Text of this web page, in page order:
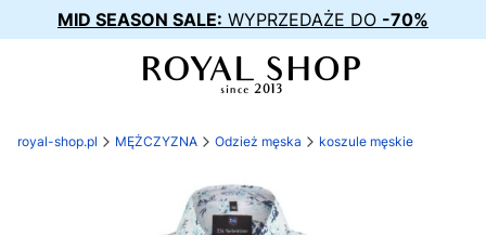
MID SEASON SALE: WYPRZEDAŻE DO -70%
royal-shop.pl MĘŻCZYZNA Odzież męska koszule męskie